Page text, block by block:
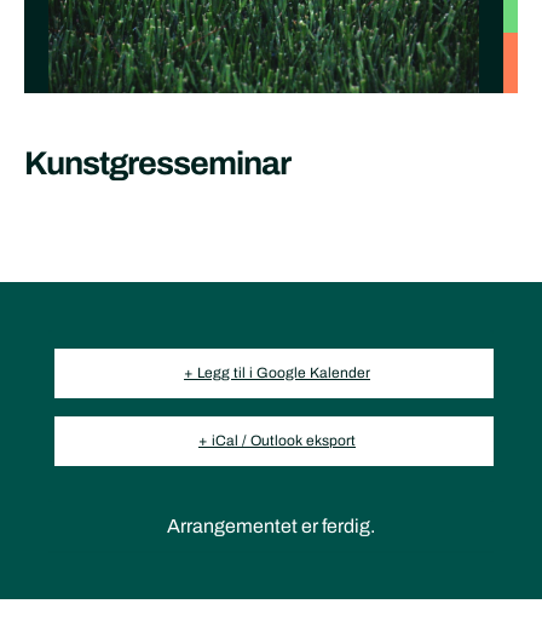
Kunstgresseminar
+ Legg til i Google Kalender
+ iCal / Outlook eksport
Arrangementet er ferdig.